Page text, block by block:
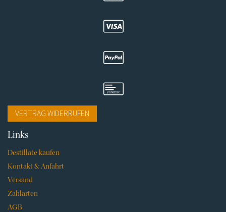
VERTRAG WIDERRUFEN
Links
Navigation
Destillate kaufen
Kontakt & Anfahrt
Versand
Zahlarten
AGB